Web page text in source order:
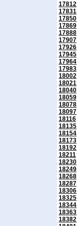
17812
17831
17850
17869
17888
17907
17926
17945
17964
17983
18002
18021
18040
18059
18078
18097
18116
18135
18154
18173
18192
18211
18230
18249
18268
18287
18306
18325
18344
18363
18382